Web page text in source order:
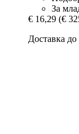
За
€ 16,29 (€
Доставка до